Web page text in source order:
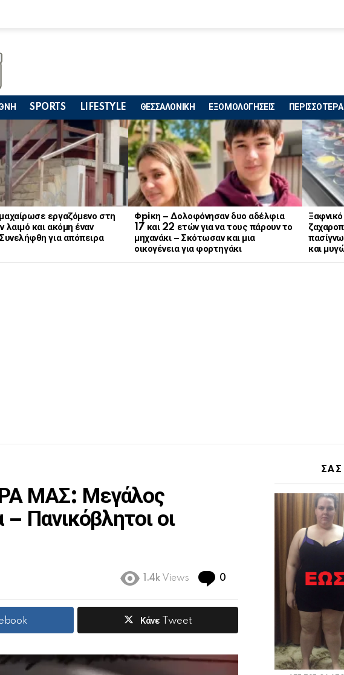
SPORTS LIFESTYLE ΘΕΣΣΑΛΟΝΙΚΗ ΕΞΟΜΟΛΟΓΗΣΕΙΣ ΠΕΡΙΣΣΟΤΕΡΑ
εργαζόμενο στη
λαιμό και ακόμη έναν
για απόπειρα
Φpiκη – Δολοφόνησαν δυο αδέλφια
17 και 22 ετών για να τους πάρουν το
μηχανάκι – Σκότωσαν και μια
οικογένεια για φορτηγάκι
και
ΜΑΣ: Μεγάλος
Πανικόβλητοι οι
1.4k Views 0
Κάνε Tweet